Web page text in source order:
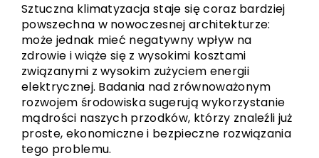
Sztuczna klimatyzacja staje się coraz bardziej
powszechna w nowoczesnej architekturze:
może jednak mieć negatywny wpływ na
zdrowie i wiąże się z wysokimi kosztami
związanymi z wysokim zużyciem energii
elektrycznej. Badania nad zrównoważonym
rozwojem środowiska sugerują wykorzystanie
mądrości naszych przodków, którzy znaleźli już
proste, ekonomiczne i bezpieczne rozwiązania
tego problemu.